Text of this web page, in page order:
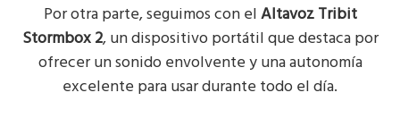
Por otra parte, seguimos con elAltavoz Tribit
Stormbox 2, un dispositivo portátil que destaca por
ofrecer un sonido envolvente y una autonomía
excelente para usar durante todo el día.